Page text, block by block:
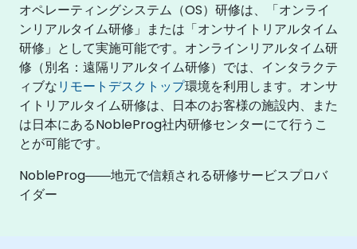
オペレーティングシステム（OS）研修は、「オンライ
ンリアルタイム研修」または「オンサイトリアルタイム
研修」として実施可能です。オンラインリアルタイム研
修（別名：遠隔リアルタイム研修）では、インタラクテ
ィブなリモートデスクトップ環境を利用します。オンサ
イトリアルタイム研修は、日本のお客様の施設内、また
は日本にあるNobleProg社内研修センターにて行うこ
とが可能です。
NobleProg――地元で信頼される研修サービスプロバ
イダー